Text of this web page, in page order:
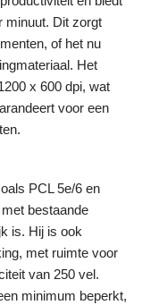
minuut. Dit zorgt
of het nu
Het
x 600 dpi, wat
voor een
PCL 5e/6 en
bestaande
is. Hij is ook
met ruimte voor
van 250 vel.
minimum beperkt,